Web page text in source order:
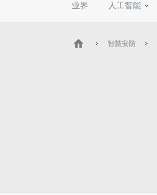
业界 人工智能
智慧安防